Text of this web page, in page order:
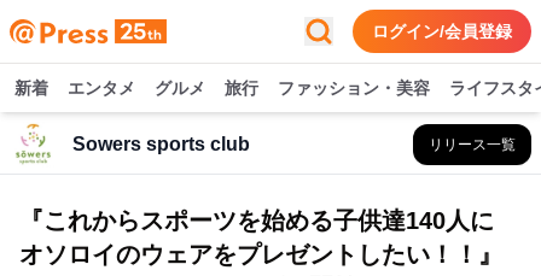
ログイン/会員登録
新着 エンタメ グルメ 旅行 ファッション・美容 ライフスタ
Sowers sports club リリース一覧
『これからスポーツを始める子供達140人に
オソロイのウェアをプレゼントしたい！！』